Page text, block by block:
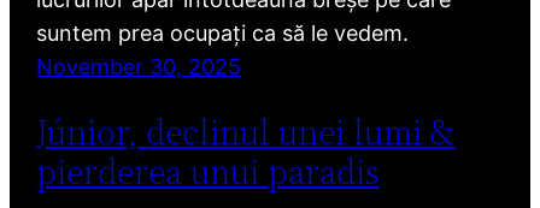
suntem prea ocupați ca să le vedem.
November 30, 2025
Júnior, declinul unei lumi &
pierderea unui paradis